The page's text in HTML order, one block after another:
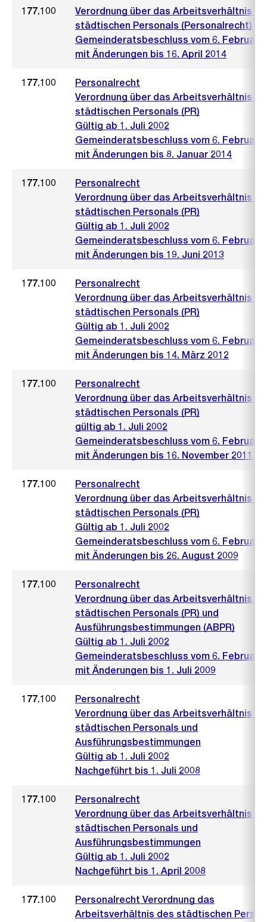
177.100
Verordnung über das Arbeitsverhältnis
städtischen Personals (Personalrecht)
Gemeinderatsbeschluss vom 6. Februar
mit Änderungen bis 16. April 2014
177.100
Personalrecht
Verordnung über das Arbeitsverhältnis
städtischen Personals (PR)
Gültig ab 1. Juli 2002
Gemeinderatsbeschluss vom 6. Februar
mit Änderungen bis 8. Januar 2014
177.100
Personalrecht
Verordnung über das Arbeitsverhältnis
städtischen Personals (PR)
Gültig ab 1. Juli 2002
Gemeinderatsbeschluss vom 6. Februar
mit Änderungen bis 19. Juni 2013
177.100
Personalrecht
Verordnung über das Arbeitsverhältnis
städtischen Personals (PR)
Gültig ab 1. Juli 2002
Gemeinderatsbeschluss vom 6. Februar
mit Änderungen bis 14. März 2012
177.100
Personalrecht
Verordnung über das Arbeitsverhältnis
städtischen Personals (PR)
gültig ab 1. Juli 2002
Gemeinderatsbeschluss vom 6. Februar
mit Änderungen bis 16. November 2011
177.100
Personalrecht
Verordnung über das Arbeitsverhältnis
städtischen Personals (PR)
Gültig ab 1. Juli 2002
Gemeinderatsbeschluss vom 6. Februar
mit Änderungen bis 26. August 2009
177.100
Personalrecht
Verordnung über das Arbeitsverhältnis
städtischen Personals (PR) und
Ausführungsbestimmungen (ABPR)
Gültig ab 1. Juli 2002
Gemeinderatsbeschluss vom 6. Februar
mit Änderungen bis 1. Juli 2009
177.100
Personalrecht
Verordnung über das Arbeitsverhältnis
städtischen Personals und
Ausführungsbestimmungen
Gültig ab 1. Juli 2002
Nachgeführt bis 1. Juli 2008
177.100
Personalrecht
Verordnung über das Arbeitsverhältnis
städtischen Personals und
Ausführungsbestimmungen
Gültig ab 1. Juli 2002
Nachgeführt bis 1. April 2008
177.100
Personalrecht Verordnung das
Arbeitsverhältnis des städtischen